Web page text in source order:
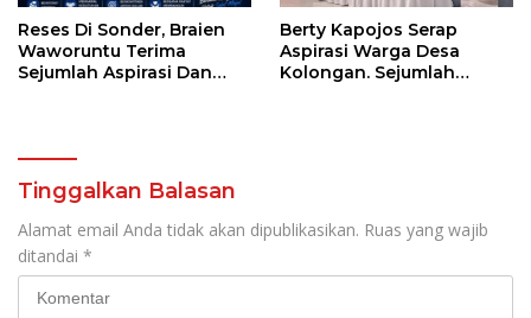
Reses Di Sonder, Braien
Waworuntu Terima
Sejumlah Aspirasi Dan
Berty Kapojos Serap
Aspirasi Warga Desa
Kolongan. Sejumlah
Tinggalkan Balasan
Alamat email Anda tidak akan dipublikasikan. Ruas yang wajib
ditandai *